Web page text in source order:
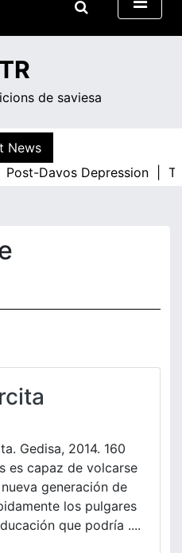
de saviesa
News
Post-Davos Depression |
Gedisa, 2014. 160
es capaz de volcarse
generación de
los pulgares
que podría ....